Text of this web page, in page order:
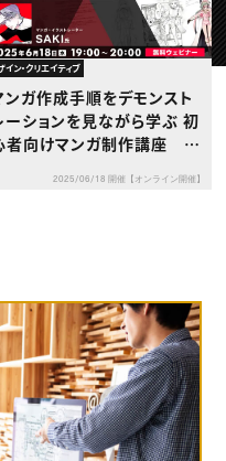
がる×メディア
イン・クリエイティブ
ンガ作成手順をデモンスト
ーションを見ながら学ぶ 初
者向けマンガ制作講座 V
2025/06/18 開催【オンライン開催】